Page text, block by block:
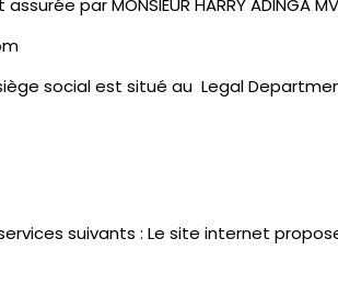
social est situé au Legal
suivants : Le site internet